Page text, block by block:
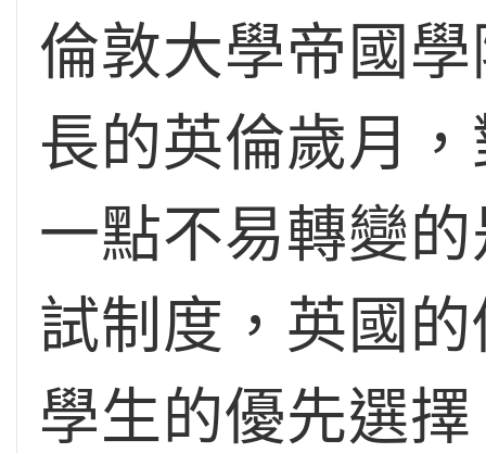
倫敦大學帝國
長的英倫歲月
一點不易轉變
試制度，英國
學生的優先選